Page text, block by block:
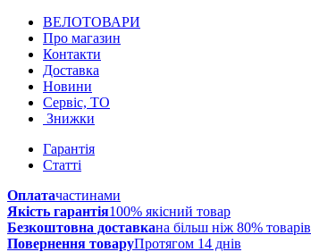
ВЕЛОТОВАРИ
Про магазин
Контакти
Доставка
Новини
Сервіс, ТО
Знижки
Гарантія
Статті
Оплатачастинами
Якість гарантія100% якісний товар
Безкоштовна доставкана більш ніж 80% товарів
Повернення товаруПротягом 14 днів